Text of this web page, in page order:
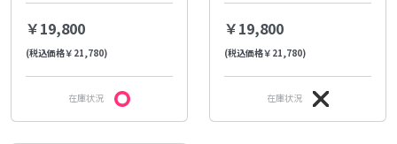
￥19,800
(税込価格￥21,780)
在庫状況
￥19,800
(税込価格￥21,780)
在庫状況